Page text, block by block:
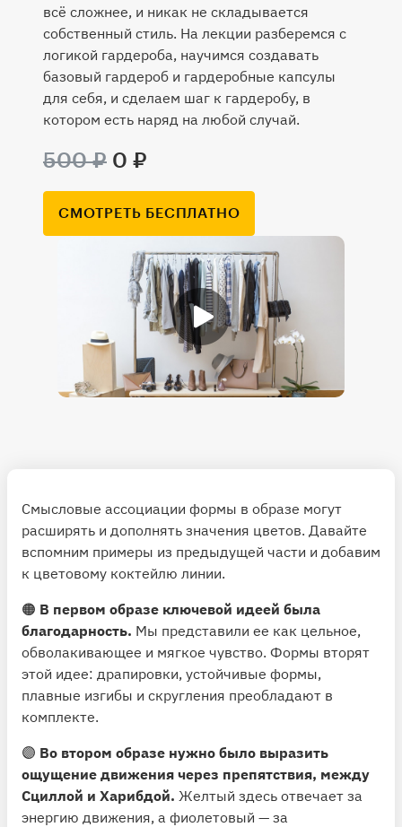
всё сложнее, и никак не складывается
собственный стиль. На лекции разберемся с
логикой гардероба, научимся создавать
базовый гардероб и гардеробные капсулы
для себя, и сделаем шаг к гардеробу, в
котором есть наряд на любой случай.
500 ₽ 0 ₽
СМОТРЕТЬ БЕСПЛАТНО
Смысловые ассоциации формы в образе могут
расширять и дополнять значения цветов. Давайте
вспомним примеры из предыдущей части и добавим
к цветовому коктейлю линии.
🟠 В первом образе ключевой идеей была
благодарность. Мы представили ее как цельное,
обволакивающее и мягкое чувство. Формы вторят
этой идее: драпировки, устойчивые формы,
плавные изгибы и скругления преобладают в
комплекте.
🟣 Во втором образе нужно было выразить
ощущение движения через препятствия, между
Сциллой и Харибдой. Желтый здесь отвечает за
энергию движения, а фиолетовый — за